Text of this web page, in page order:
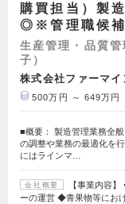
購買担当）製
◎※管理職候補
生産管理・品質
子）
株式会社ファーマイ
500万円 ～ 649万円
■概要： 製造管理業務全
の調整や業務の最適化を
にはラインマ…
会社概要
【事業内容
ーの運営 ◆青果物等にお